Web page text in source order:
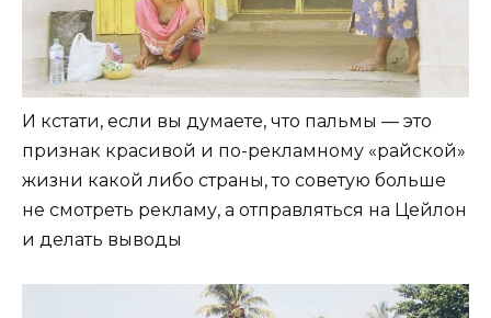
И кстати, если вы думаете, что пальмы — это
признак красивой и по-рекламному «райской»
жизни какой либо страны, то советую больше
не смотреть рекламу, а отправляться на Цейлон
и делать выводы